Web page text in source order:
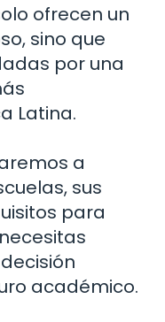
ofrecen un
sino que
por una
Latina.
a
sus
para
académico.